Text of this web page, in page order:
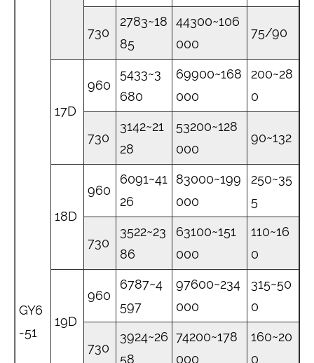
GY6
-51
730
2783~18
85
44300~106
000
75/90
17D
960
5433~3
680
69900~168
000
200~28
0
730
3142~21
28
53200~128
000
90~132
18D
960
6091~41
26
83000~199
000
250~35
5
730
3522~23
86
63100~151
000
110~16
0
19D
960
6787~4
597
97600~234
000
315~50
0
730
3924~26
58
74200~178
000
160~20
0